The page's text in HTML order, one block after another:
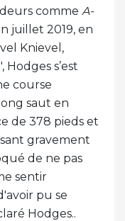
comme A-
juillet 2019, en
Knievel,
Hodges s’est
course
saut en
de 378 pieds et
gravement
de ne pas
sentir
pu se
Hodges..